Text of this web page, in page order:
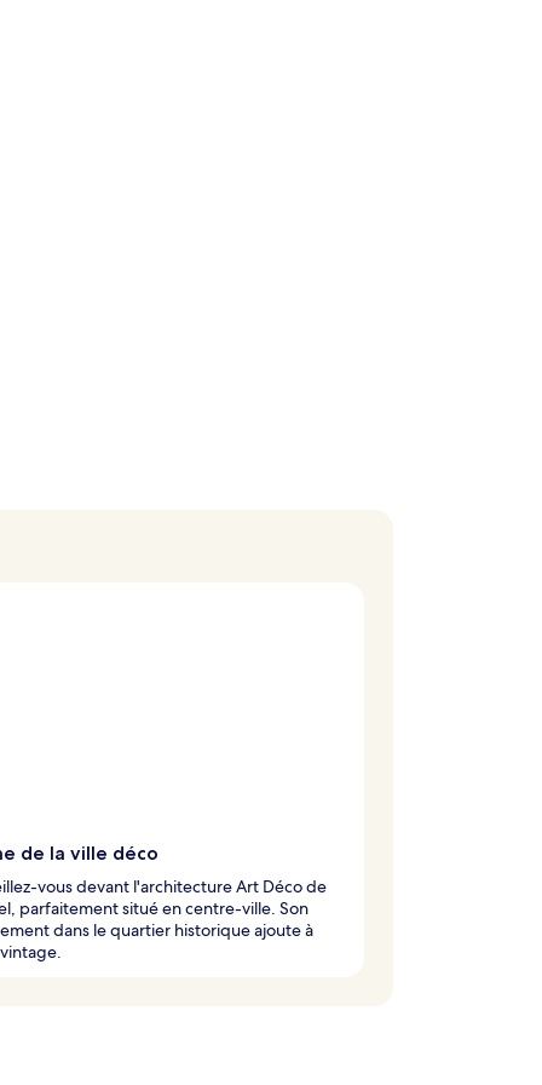
de la ville déco
vous devant l'architecture Art Déco de
parfaitement situé en centre-ville. Son
dans le quartier historique ajoute à